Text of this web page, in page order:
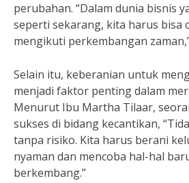
perubahan. “Dalam dunia bisnis
seperti sekarang, kita harus bisa
mengikuti perkembangan
Selain itu, keberanian untuk
menjadi faktor penting dalam
Menurut Ibu Martha Tilaar,
sukses di bidang kecantikan,
tanpa risiko. Kita harus berani
nyaman dan mencoba hal-hal
berkembang.”